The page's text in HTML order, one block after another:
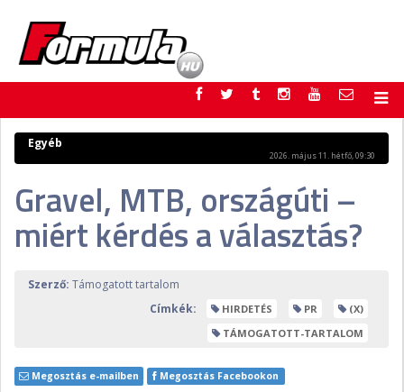
F1
FORMULA
MOTOR
RETRO
EGYÉB
PODCAST
SHOP
LIVE
TIPPJÁTÉK
VERSENYNAPTÁRAK
Egyéb
2026. május 11. hétfő, 09:30
Gravel, MTB, országúti –
miért kérdés a választás?
Szerző: Támogatott tartalom
Címkék:
HIRDETÉS PR
(X)
TÁMOGATOTT-TARTALOM
Megosztás e-mailben Megosztás Facebookon